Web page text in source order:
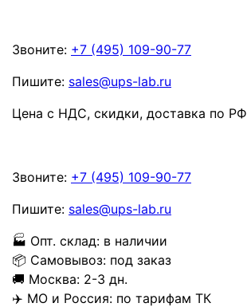
Звоните: +7 (495) 109-90-77
Пишите: sales@ups-lab.ru
Цена с НДС, скидки, доставка по РФ
Звоните: +7 (495) 109-90-77
Пишите: sales@ups-lab.ru
🏭 Опт. склад: в наличии
📦 Самовывоз: под заказ
🚚 Москва: 2-3 дн.
✈️ МО и Россия: по тарифам ТК